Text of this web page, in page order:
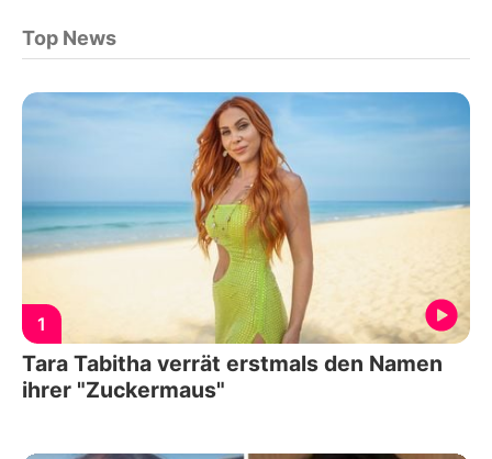
Top News
1
Tara Tabitha verrät erstmals den Namen
ihrer "Zuckermaus"